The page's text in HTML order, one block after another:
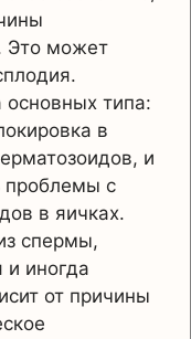
Это может
типа:
в
и
проблемы с
в яичках.
спермы,
и иногда
от причины